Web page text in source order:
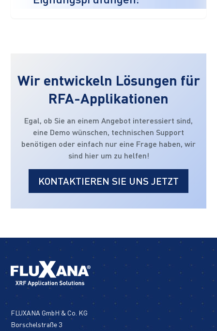
Wir entwickeln Lösungen für
RFA-Applikationen
Egal, ob Sie an einem Angebot interessiert sind,
eine Demo wünschen, technischen Support
benötigen oder einfach nur eine Frage haben, wir
sind hier um zu helfen!
KONTAKTIEREN SIE UNS JETZT
FLUXANA GmbH & Co. KG
Borschelstraße 3